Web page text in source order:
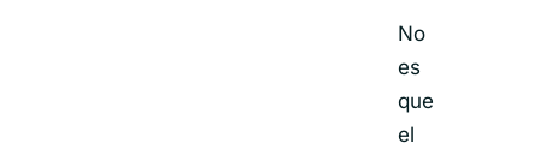
No
es
que
el